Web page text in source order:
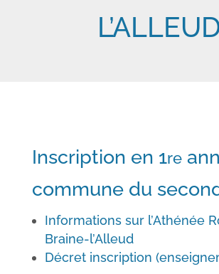
Inscription en 1re
commune du
Informations sur l’Athénée
Braine-l’Alleud
Décret inscription